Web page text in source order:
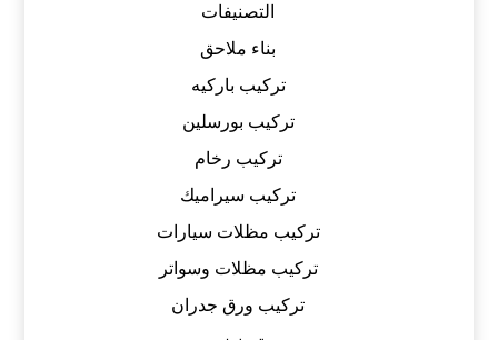
التصنيفات
بناء ملاحق
تركيب باركيه
تركيب بورسلين
تركيب رخام
تركيب سيراميك
تركيب مظلات سيارات
تركيب مظلات وسواتر
تركيب ورق جدران